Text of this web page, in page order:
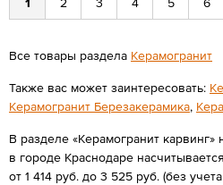
Все товары раздела Керамогранит
Также вас может заинтересовать:
Керамогранит Березакерамика,
В разделе «Керамогранит карвинг»
в городе Краснодаре
от 1 414 руб. до 3 525 руб. (без